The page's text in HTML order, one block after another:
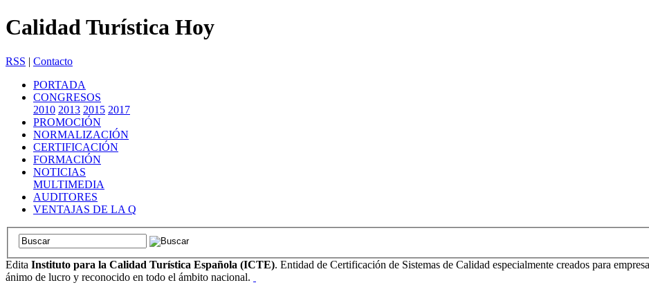
Calidad Turística Hoy
RSS | Contacto
PORTADA
CONGRESOS
2010 2013 2015 2017
PROMOCIÓN
NORMALIZACIÓN
CERTIFICACIÓN
FORMACIÓN
NOTICIAS
MULTIMEDIA
AUDITORES
VENTAJAS DE LA Q
Edita Instituto para la Calidad Turística Española (ICTE). Entidad de Certificación de Sistemas de Calidad especialmente creados para
ánimo de lucro y reconocido en todo el ámbito nacional.